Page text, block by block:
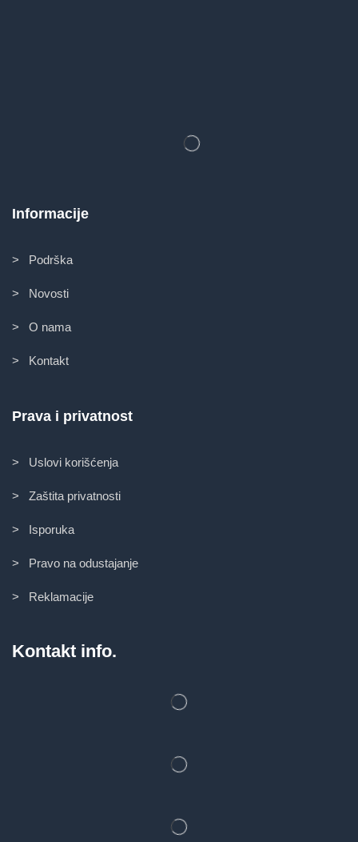
Informacije
> Podrška
> Novosti
> O nama
> Kontakt
Prava i privatnost
> Uslovi korišćenja
> Zaštita privatnosti
> Isporuka
> Pravo na odustajanje
> Reklamacije
Kontakt info.